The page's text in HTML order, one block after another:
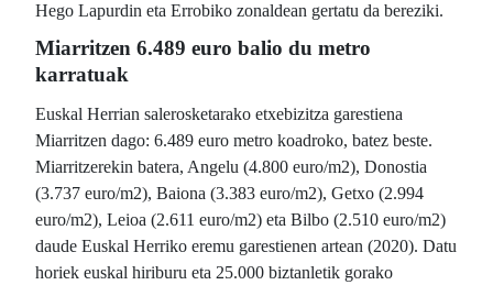
Hego Lapurdin eta Errobiko zonaldean gertatu da bereziki.
Miarritzen 6.489 euro balio du metro
karratuak
Euskal Herrian salerosketarako etxebizitza garestiena
Miarritzen dago: 6.489 euro metro koadroko, batez beste.
Miarritzerekin batera, Angelu (4.800 euro/m2), Donostia
(3.737 euro/m2), Baiona (3.383 euro/m2), Getxo (2.994
euro/m2), Leioa (2.611 euro/m2) eta Bilbo (2.510 euro/m2)
daude Euskal Herriko eremu garestienen artean (2020). Datu
horiek euskal hiriburu eta 25.000 biztanletik gorako